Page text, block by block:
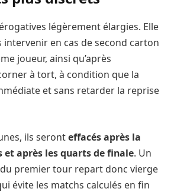
légèrement élargies. Elle
en cas de second carton
joueur, ainsi qu’après
à tort, à condition que la
et sans retarder la reprise
ils seronteffacés après la
et après les quarts de finale. Un
premier tour repart donc vierge
évite les matchs calculés en fin